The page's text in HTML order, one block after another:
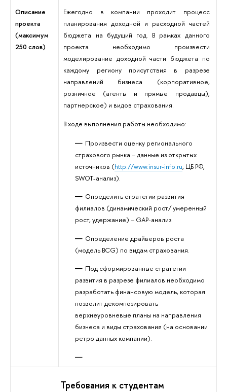
Описание
проекта
(максимум
250 слов)
Ежегодно в компании проходит процесс
планирования доходной и расходной частей
бюджета на будущий год. В рамках данного
проекта необходимо произвести
моделирование доходной части бюджета по
каждому региону присутствия в разрезе
направлений бизнеса (корпоративное,
розничное (агенты и прямые продавцы),
партнерское) и видов страхования.
В ходе выполнения работы необходимо:
Произвести оценку регионального
страхового рынка – данные из открытых
источников (http://www.insur-info.ru, ЦБ РФ,
SWOT-анализ).
Определить стратегии развития
филиалов (динамический рост/ умеренный
рост, удержание) – GAP-анализ.
Определение драйверов роста
(модель BCG) по видам страхования.
Под сформированные стратегии
развития в разрезе филиалов необходимо
разработать финансовую модель, которая
позволит декомпозировать
верхнеуровневые планы на направления
бизнеса и виды страхования (на основании
ретро данных компании).
Требования к студентам